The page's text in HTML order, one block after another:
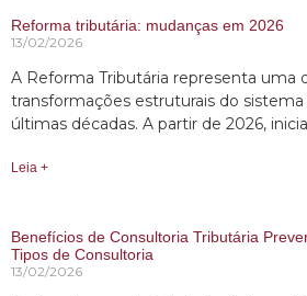
Reforma tributária: mudanças em 2026
13/02/2026
A Reforma Tributária representa uma
transformações estruturais do
últimas décadas. A partir de 2026,
Leia +
Benefícios de Consultoria Tributária
Tipos de Consultoria
13/02/2026